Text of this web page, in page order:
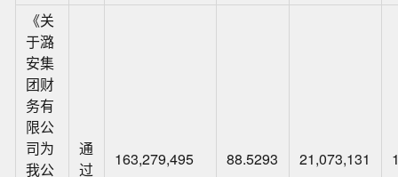
《关
于潞
安集
团财
务有
限公
司为
我公
通
过
163,279,495 88.5293 21,073,131